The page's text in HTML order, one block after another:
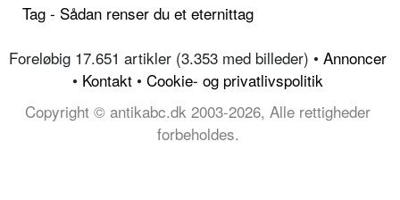
Tag - Sådan renser du et eternittag
Foreløbig 17.651 artikler (3.353 med billeder) • Annoncer
• Kontakt • Cookie- og privatlivspolitik
Copyright © antikabc.dk 2003-2026, Alle rettigheder
forbeholdes.